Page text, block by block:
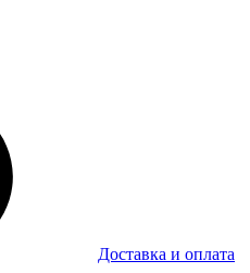
Доставка и оплата